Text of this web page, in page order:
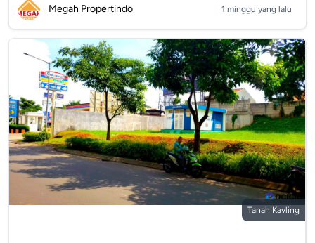
Megah Propertindo 1 minggu yang lalu
Tanah Kavling